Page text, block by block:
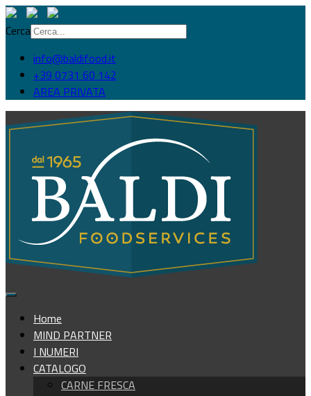
Cerca
info@baldifood.it
+39 0731 60 142
AREA PRIVATA
Home
MIND PARTNER
I NUMERI
CATALOGO
CARNE FRESCA